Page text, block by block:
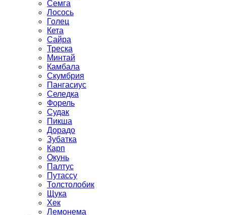
Семга
Лосось
Голец
Кета
Сайра
Треска
Минтай
Камбала
Скумбрия
Пангасиус
Селедка
Форель
Судак
Пикша
Дорадо
Зубатка
Карп
Окунь
Палтус
Путассу
Толстолобик
Щука
Хек
Лемонема